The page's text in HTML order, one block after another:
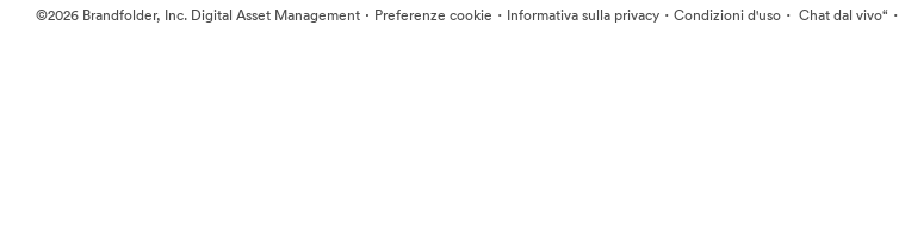
©2026 Brandfolder, Inc. Digital Asset Management · Preferenze cookie · Informativa sulla privacy · Condizioni d'uso · Chat dal vivo“ ·